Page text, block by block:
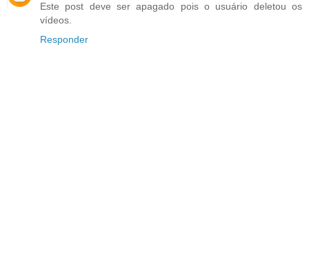
Este post deve ser apagado pois o usuário deletou os
vídeos.
Responder